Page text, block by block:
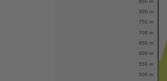
500 m
550 m
600 m
650 m
700 m
750 m
800 m
850 m